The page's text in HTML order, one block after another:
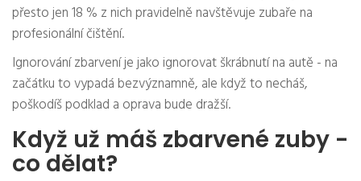
přesto jen 18 % z nich pravidelně navštěvuje zubaře na
profesionální čištění.
Ignorování zbarvení je jako ignorovat škrábnutí na autě - na
začátku to vypadá bezvýznamně, ale když to necháš,
poškodíš podklad a oprava bude dražší.
Když už máš zbarvené zuby -
co dělat?